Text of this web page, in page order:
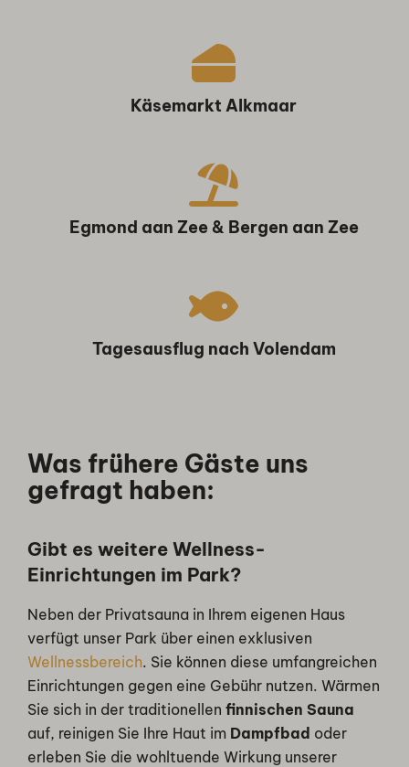
Käsemarkt Alkmaar
Egmond aan Zee & Bergen aan Zee
Tagesausflug nach Volendam
Was frühere Gäste uns
gefragt haben:
Gibt es weitere Wellness-
Einrichtungen im Park?
Neben der Privatsauna in Ihrem eigenen Haus
verfügt unser Park über einen exklusiven
Wellnessbereich. Sie können diese umfangreichen
Einrichtungen gegen eine Gebühr nutzen. Wärmen
Sie sich in der traditionellenfinnischen Sauna
auf, reinigen Sie Ihre Haut im Dampfbad oder
erleben Sie die wohltuende Wirkung unserer